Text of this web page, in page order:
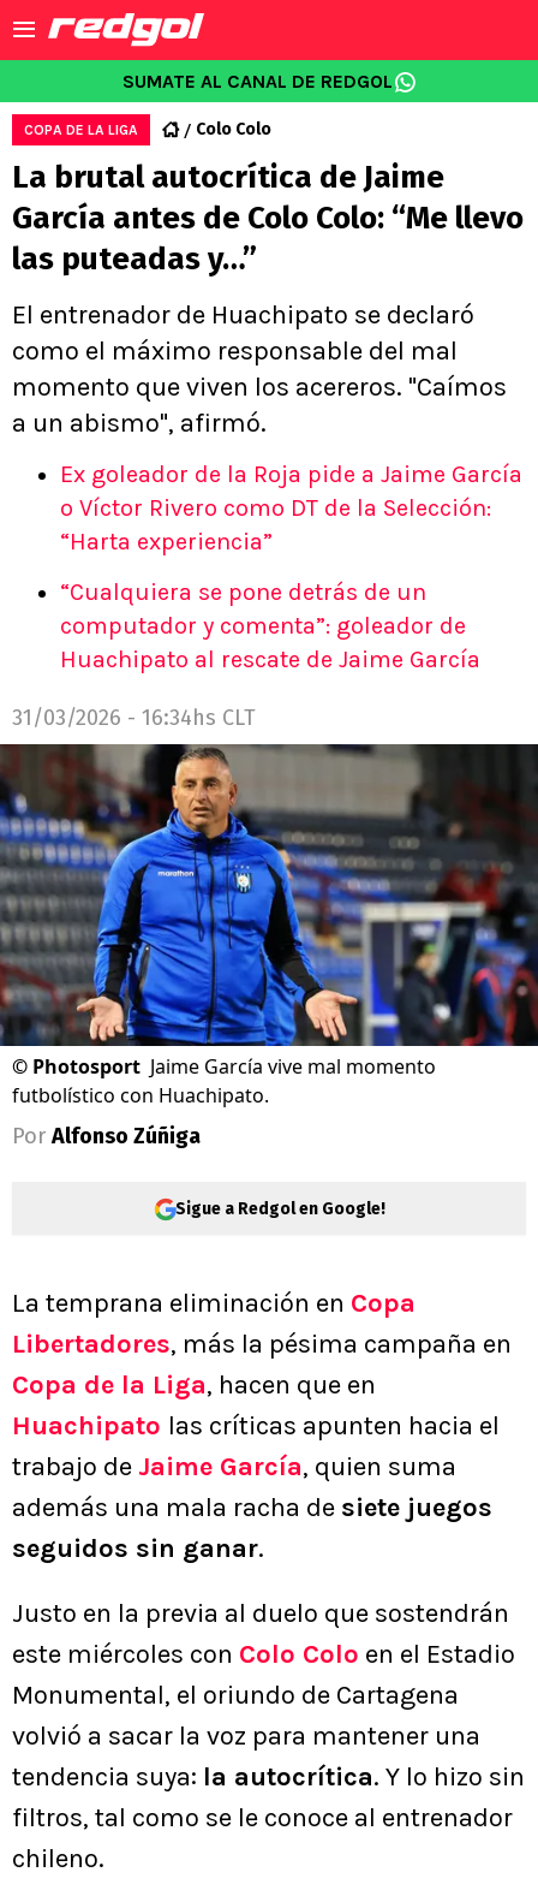
SUMATE AL CANAL DE REDGOL
COPA DE LA LIGA Colo Colo
La brutal autocrítica de Jaime
García antes de Colo Colo: “Me llevo
las puteadas y…”
El entrenador de Huachipato se declaró
como el máximo responsable del mal
momento que viven los acereros. "Caímos
a un abismo", afirmó.
Ex goleador de la Roja pide a Jaime García
o Víctor Rivero como DT de la Selección:
“Harta experiencia”
“Cualquiera se pone detrás de un
computador y comenta”: goleador de
Huachipato al rescate de Jaime García
31/03/2026 - 16:34hs CLT
© Photosport Jaime García vive mal momento
futbolístico con Huachipato.
Por Alfonso Zúñiga
Sigue a Redgol en Google!
La temprana eliminación en Copa
Libertadores, más la pésima campaña en
Copa de la Liga, hacen que en
Huachipato las críticas apunten hacia el
trabajo de Jaime García, quien suma
además una mala racha de siete juegos
seguidos sin ganar.
Justo en la previa al duelo que sostendrán
este miércoles con Colo Colo en el Estadio
Monumental, el oriundo de Cartagena
volvió a sacar la voz para mantener una
tendencia suya: la autocrítica. Y lo hizo sin
filtros, tal como se le conoce al entrenador
chileno.